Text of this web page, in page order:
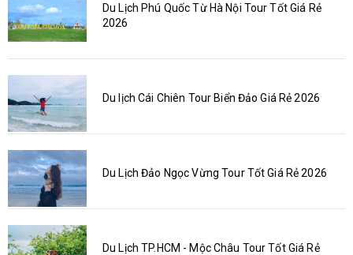
Du Lịch Phú Quốc Từ Hà Nội Tour Tốt Giá Rẻ
2026
Du lịch Cái Chiên Tour Biển Đảo Giá Rẻ 2026
Du Lịch Đảo Ngọc Vừng Tour Tốt Giá Rẻ 2026
Du Lịch TP.HCM - Mộc Châu Tour Tốt Giá Rẻ